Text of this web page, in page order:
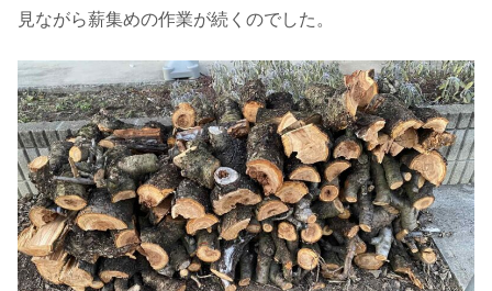
見ながら薪集めの作業が続くのでした。